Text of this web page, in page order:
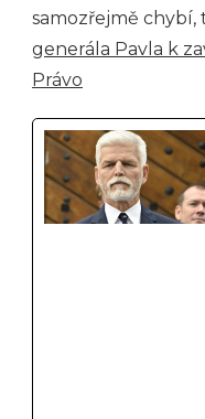
samozřejmě chybí,
generála Pavla k
Právo